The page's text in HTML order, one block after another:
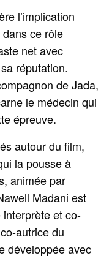
l’implication
ce rôle
net avec
réputation.
de Jada,
le médecin qui
épreuve.
autour du film,
la pousse à
animée par
Madani est
et co-
autrice du
développée avec